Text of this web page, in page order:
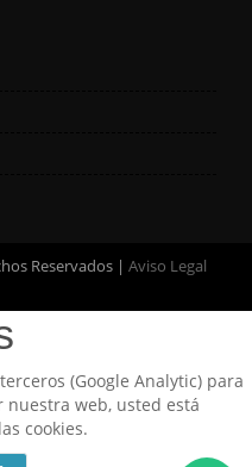
Reservados | Aviso Legal
(Google Analytic) para
web, usted está
cookies.